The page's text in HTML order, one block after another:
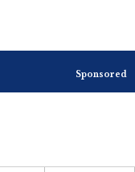
Sponsored